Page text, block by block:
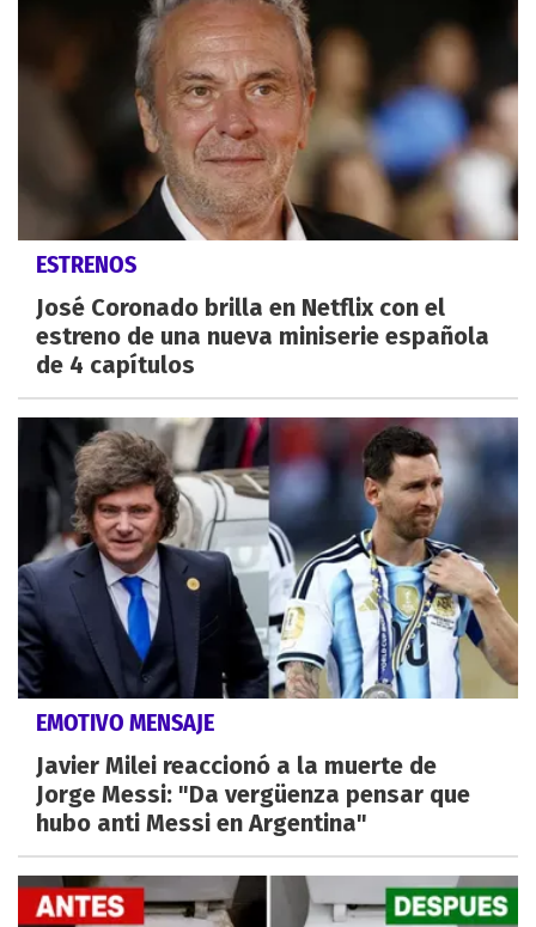
ESTRENOS
José Coronado brilla en Netflix con el
estreno de una nueva miniserie española
de 4 capítulos
EMOTIVO MENSAJE
Javier Milei reaccionó a la muerte de
Jorge Messi: "Da vergüenza pensar que
hubo anti Messi en Argentina"